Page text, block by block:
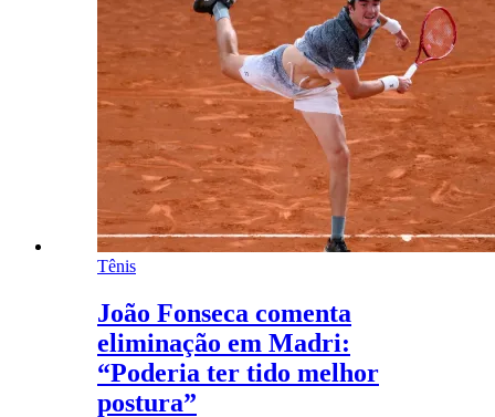
Tênis
João Fonseca comenta
eliminação em Madri:
“Poderia ter tido melhor
postura”